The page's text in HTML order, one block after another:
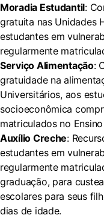
Moradia Estudantil:
gratuita nas Unidades
estudantes em
regularmente
Serviço Alimentação:
gratuidade na
Universitários, aos
socioeconômica
matriculados no
Auxílio Creche:
estudantes em
regularmente
graduação, para
escolares para seus
dias de idade.